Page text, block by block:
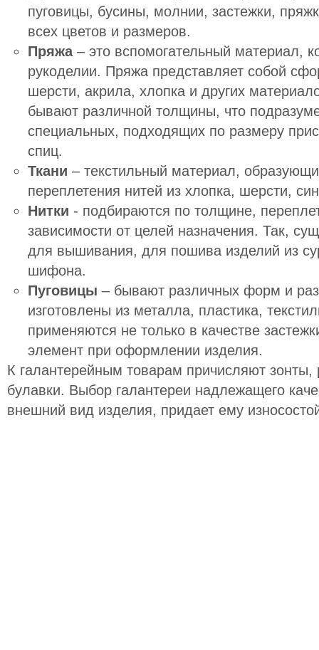
пуговицы, бусины, молнии, застежки,
всех цветов и размеров.
Пряжа – это вспомогательный материал,
рукоделии. Пряжа представляет собой
шерсти, акрила, хлопка и других
бывают различной толщины, что
специальных, подходящих по размеру
спиц.
Ткани – текстильный материал,
переплетения нитей из хлопка, шерсти,
Нитки - подбираются по толщине,
зависимости от целей назначения. Так,
для вышивания, для пошива изделий из
шифона.
Пуговицы – бывают различных форм и
изготовлены из металла, пластика,
применяются не только в качестве
элемент при оформлении изделия.
К галантерейным товарам причисляют зонты,
булавки. Выбор галантереи надлежащего
внешний вид изделия, придает ему